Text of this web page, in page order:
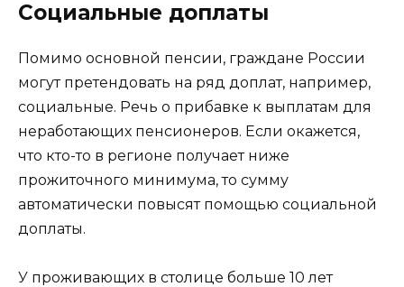
Социальные доплаты
Помимо основной пенсии, граждане России
могут претендовать на ряд доплат, например,
социальные. Речь о прибавке к выплатам для
неработающих пенсионеров. Если окажется,
что кто-то в регионе получает ниже
прожиточного минимума, то сумму
автоматически повысят помощью социальной
доплаты.
У проживающих в столице больше 10 лет